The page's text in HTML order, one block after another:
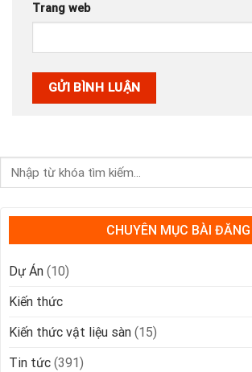
Trang web
CHUYÊN MỤC BÀI ĐĂNG
Dự Án (10)
Kiến thức
Kiến thức vật liệu sàn (15)
Tin tức (391)